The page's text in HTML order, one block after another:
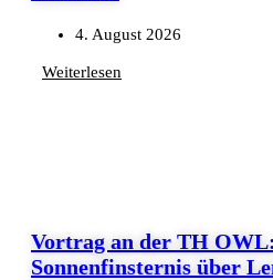
4. August 2026
Weiterlesen
Vortrag an der TH
Sonnenfinsternis über